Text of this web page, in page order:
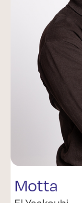
Motta